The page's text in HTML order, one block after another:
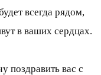
всегда рядом,
в ваших сердцах.
поздравить вас с